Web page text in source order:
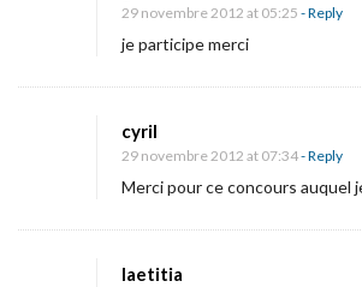
29 novembre 2012 at 05:25 - Reply
je participe merci
cyril
29 novembre 2012 at 07:34- Reply
Merci pour ce concours auquel
laetitia